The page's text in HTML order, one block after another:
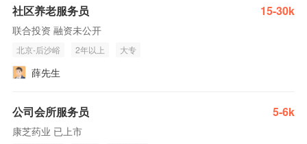
社区养老服务员 15-30k
联合投资 融资未公开
北京-后沙峪 2年以上 大专
薛先生
公司会所服务员 5-6k
康芝药业 已上市